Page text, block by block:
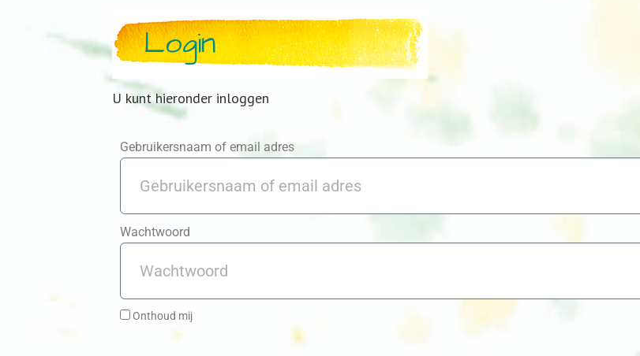
Login
U kunt hieronder inloggen
Gebruikersnaam of email adres
Wachtwoord
Onthoud mij